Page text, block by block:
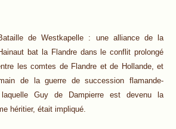
de Westkapelle : une alliance de la
bat la Flandre dans le conflit prolongé
les comtes de Flandre et de Hollande, et
de la guerre de succession flamande-
laquelle Guy de Dampierre est devenu la
héritier, était impliqué.